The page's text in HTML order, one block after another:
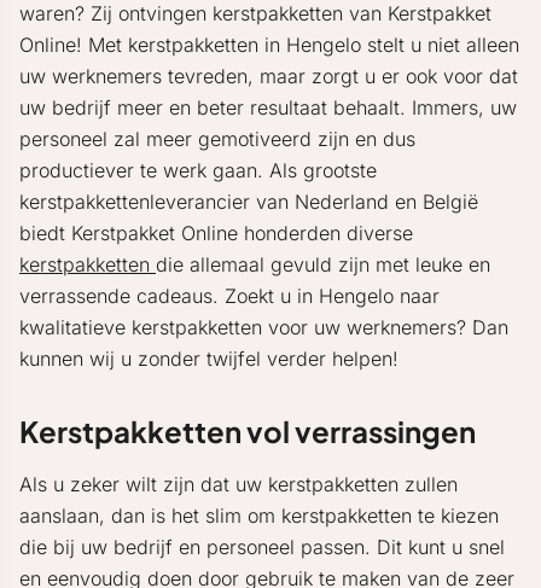
waren? Zij ontvingen kerstpakketten van Kerstpakket
Online! Met kerstpakketten in Hengelo stelt u niet alleen
uw werknemers tevreden, maar zorgt u er ook voor dat
uw bedrijf meer en beter resultaat behaalt. Immers, uw
personeel zal meer gemotiveerd zijn en dus
productiever te werk gaan. Als grootste
kerstpakkettenleverancier van Nederland en België
biedt Kerstpakket Online honderden diverse
kerstpakketten die allemaal gevuld zijn met leuke en
verrassende cadeaus. Zoekt u in Hengelo naar
kwalitatieve kerstpakketten voor uw werknemers? Dan
kunnen wij u zonder twijfel verder helpen!
Kerstpakketten vol verrassingen
Als u zeker wilt zijn dat uw kerstpakketten zullen
aanslaan, dan is het slim om kerstpakketten te kiezen
die bij uw bedrijf en personeel passen. Dit kunt u snel
en eenvoudig doen door gebruik te maken van de zeer